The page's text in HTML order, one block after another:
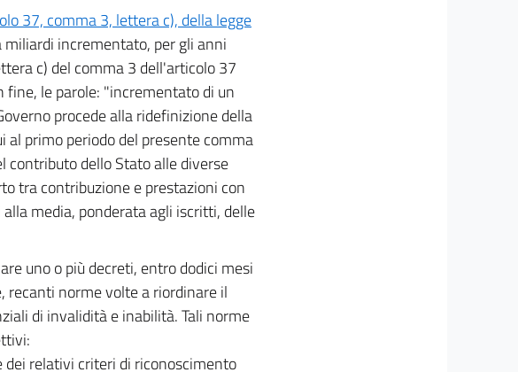
37, comma 3, lettera c), della legge
incrementato, per gli anni
c) del comma 3 dell'articolo 37
fine, le parole: "incrementato di un
procede alla ridefinizione della
primo periodo del presente comma
dello Stato alle diverse
tra contribuzione e prestazioni con
media, ponderata agli iscritti, delle
uno o più decreti, entro dodici mesi
recanti norme volte a riordinare il
di invalidità e inabilità. Tali norme
relativi criteri di riconoscimento